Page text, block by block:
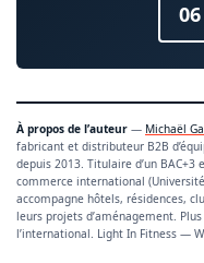
À propos de l’auteur — Michaël
fabricant et distributeur B2B
depuis 2013. Titulaire d’un BAC+3
commerce international
accompagne hôtels, résidences,
leurs projets d’aménagement.
l’international. Light In Fitness —